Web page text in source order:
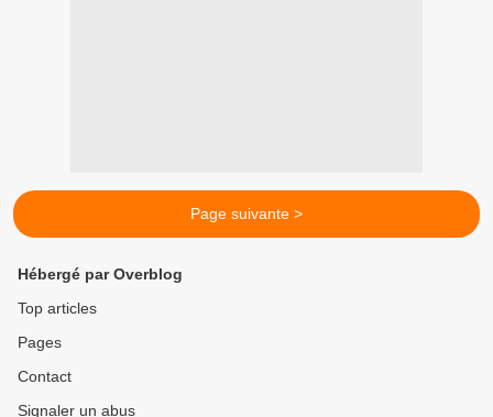
Page suivante >
Hébergé par Overblog
Top articles
Pages
Contact
Signaler un abus